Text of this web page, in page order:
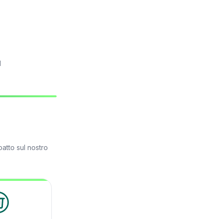
sul nostro